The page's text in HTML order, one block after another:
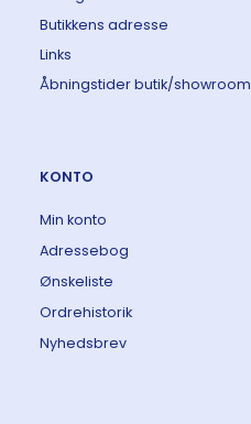
Butikkens adresse
Links
Åbningstider butik/showroom
KONTO
Min konto
Adressebog
Ønskeliste
Ordrehistorik
Nyhedsbrev